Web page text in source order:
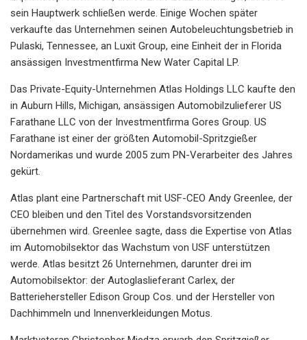
sein Hauptwerk schließen werde. Einige Wochen später
verkaufte das Unternehmen seinen Autobeleuchtungsbetrieb in
Pulaski, Tennessee, an Luxit Group, eine Einheit der in Florida
ansässigen Investmentfirma New Water Capital LP.
Das Private-Equity-Unternehmen Atlas Holdings LLC kaufte den
in Auburn Hills, Michigan, ansässigen Automobilzulieferer US
Farathane LLC von der Investmentfirma Gores Group. US
Farathane ist einer der größten Automobil-Spritzgießer
Nordamerikas und wurde 2005 zum PN-Verarbeiter des Jahres
gekürt.
Atlas plant eine Partnerschaft mit USF-CEO Andy Greenlee, der
CEO bleiben und den Titel des Vorstandsvorsitzenden
übernehmen wird. Greenlee sagte, dass die Expertise von Atlas
im Automobilsektor das Wachstum von USF unterstützen
werde. Atlas besitzt 26 Unternehmen, darunter drei im
Automobilsektor: der Autoglaslieferant Carlex, der
Batteriehersteller Edison Group Cos. und der Hersteller von
Dachhimmeln und Innenverkleidungen Motus.